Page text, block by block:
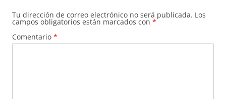
Tu dirección de correo electrónico no será publicada. Los
campos obligatorios están marcados con *
Comentario *